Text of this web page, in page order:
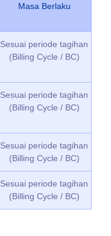
Masa Berlaku
Sesuai periode tagihan
(Billing Cycle / BC)
Sesuai periode tagihan
(Billing Cycle / BC)
Sesuai periode tagihan
(Billing Cycle / BC)
Sesuai periode tagihan
(Billing Cycle / BC)